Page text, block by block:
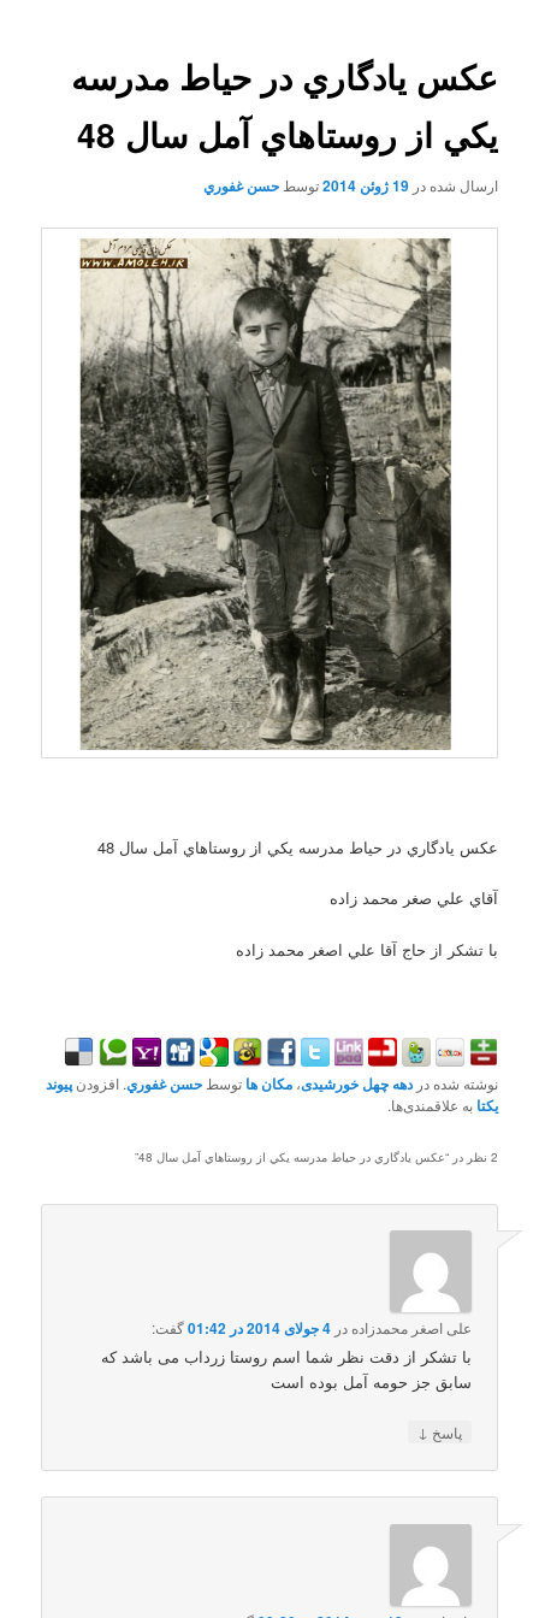
عکس يادگاري در حياط مدرسه
يکي از روستاهاي آمل سال 48
ارسال شده در19 ژوئن 2014 توسطحسن غفوري
عکس يادگاري در حياط مدرسه يکي از روستاهاي آمل سال 48
آقاي علي صغر محمد زاده
با تشکر از حاج آقا علي اصغر محمد زاده
نوشته شده دردهه چهل خورشیدی،مکان ها توسطحسن غفوري. افزودنپیوند
یکتا به علاقمندی‌ها.
2 نظر در “ عکس يادگاري در حياط مدرسه يکي از روستاهاي آمل سال 48 ”
علی اصغر محمدزاده در4 جولای 2014 در 01:42 گفت:
با تشکر از دقت نظر شما اسم روستا زرداب می باشد که
سابق جز حومه آمل بوده است
پاسخ ↓